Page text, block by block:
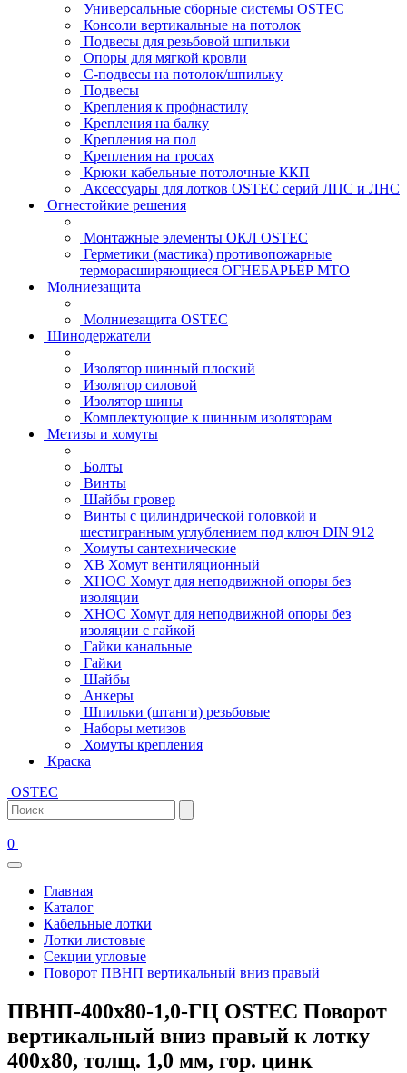
Универсальные сборные системы OSTEC
Консоли вертикальные на потолок
Подвесы для резьбовой шпильки
Опоры для мягкой кровли
С-подвесы на потолок/шпильку
Подвесы
Крепления к профнастилу
Крепления на балку
Крепления на пол
Крепления на тросах
Крюки кабельные потолочные ККП
Аксессуары для лотков OSTEC серий ЛПС и ЛНС
Огнестойкие решения
Монтажные элементы ОКЛ OSTEC
Герметики (мастика) противопожарные
терморасширяющиеся ОГНЕБАРЬЕР МТО
Молниезащита
Молниезащита OSTEC
Шинодержатели
Изолятор шинный плоский
Изолятор силовой
Изолятор шины
Комплектующие к шинным изоляторам
Метизы и хомуты
Болты
Винты
Шайбы гровер
Винты с цилиндрической головкой и
шестигранным углублением под ключ DIN 912
Хомуты сантехнические
ХВ Хомут вентиляционный
ХНОС Хомут для неподвижной опоры без
изоляции
ХНОС Хомут для неподвижной опоры без
изоляции с гайкой
Гайки канальные
Гайки
Шайбы
Анкеры
Шпильки (штанги) резьбовые
Наборы метизов
Хомуты крепления
Краска
OSTEC
0
Главная
Каталог
Кабельные лотки
Лотки листовые
Секции угловые
Поворот ПВНП вертикальный вниз правый
ПВНП-400х80-1,0-ГЦ OSTEC Поворот
вертикальный вниз правый к лотку
400х80, толщ. 1,0 мм, гор. цинк